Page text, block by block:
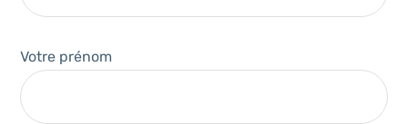
Votre prénom